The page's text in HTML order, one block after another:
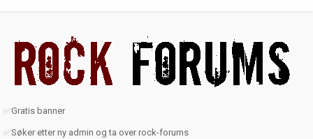
✅Gratis banner
✅Søker etter ny admin og ta over rock-forums